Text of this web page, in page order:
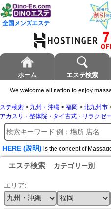
全国メンズエステ
ホーム エステ検索
We welcome all nation to enjoy
ステ検索 > 九州・沖縄 > 福岡 > 北九州市
アカスリ・整体院・タイ古式・リラクゼ
HERE (説明) is the concept of
エステ検索 カテゴリー別
エリア: